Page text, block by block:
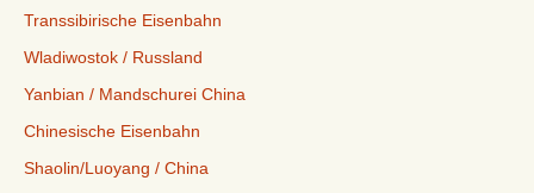
Transsibirische Eisenbahn
Wladiwostok / Russland
Yanbian / Mandschurei China
Chinesische Eisenbahn
Shaolin/Luoyang / China